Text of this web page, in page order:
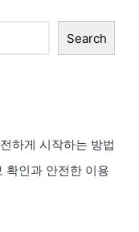
Search
하게 시작하는 방법
확인과 안전한 이용